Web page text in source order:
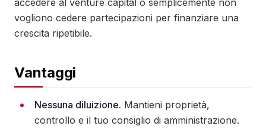
accedere al venture capital o semplicemente non
vogliono cedere partecipazioni per finanziare una
crescita ripetibile.
Vantaggi
Nessuna diluizione. Mantieni proprietà,
controllo e il tuo consiglio di amministrazione.